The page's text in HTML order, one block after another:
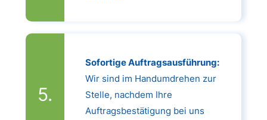
Sofortige Auftragsausführung:
Wir sind im Handumdrehen zur
Stelle, nachdem Ihre
Auftragsbestätigung bei uns